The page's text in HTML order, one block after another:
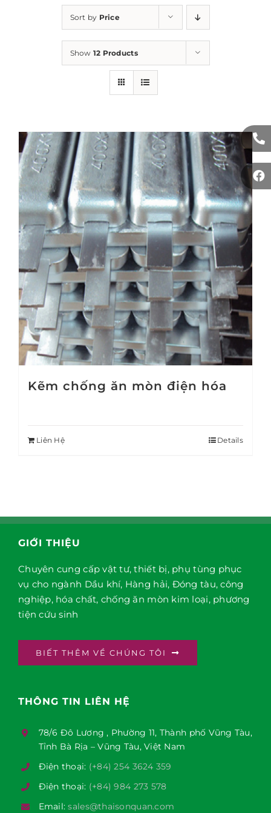
Sort by Price
Show 12 Products
Kẽm chống ăn mòn điện hóa
Liên Hệ Details
GIỚI THIỆU
Chuyên cung cấp vật tư, thiết bị, phụ tùng phục
vụ cho ngành Dầu khí, Hàng hải, Đóng tàu, công
nghiệp, hóa chất, chống ăn mòn kim loại, phương
tiện cứu sinh
BIẾT THÊM VỀ CHÚNG TÔI
THÔNG TIN LIÊN HỆ
78/6 Đô Lương , Phường 11, Thành phố Vũng Tàu,
Tỉnh Bà Rịa – Vũng Tàu, Việt Nam
Điện thoại: (+84) 254 3624 359
Điện thoại: (+84) 984 273 578
Email:sales@thaisonquan.com